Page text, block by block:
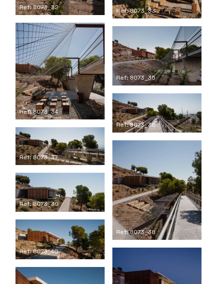
Ref: 8073_32 Ref: 8073_33
Ref: 8073_34
Ref: 8073_35
Ref: 8073_36
Ref: 8073_37
Ref: 8073_38
Ref: 8073_39
Ref: 8073_40